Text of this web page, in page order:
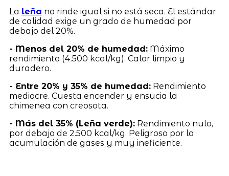
La leña no rinde igual si no está seca. El estándar
de calidad exige un grado de humedad por
debajo del 20%.
- Menos del 20% de humedad:Máximo
rendimiento (4.500 kcal/kg). Calor limpio y
duradero.
- Entre 20% y 35% de humedad:Rendimiento
mediocre. Cuesta encender y ensucia la
chimenea con creosota.
- Más del 35% (Leña verde):Rendimiento nulo,
por debajo de 2.500 kcal/kg. Peligroso por la
acumulación de gases y muy ineficiente.